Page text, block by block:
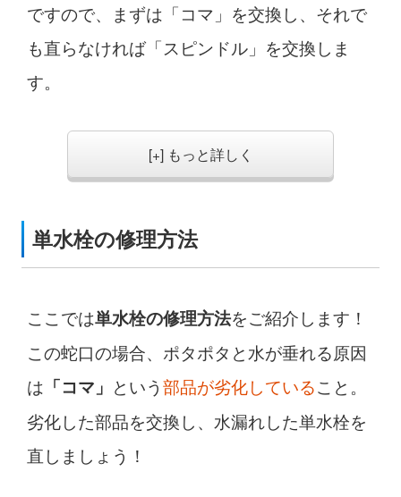
ですので、まずは「コマ」を交換し、それで
も直らなければ「スピンドル」を交換しま
す。
[+] もっと詳しく
単水栓の修理方法
ここでは単水栓の修理方法をご紹介します！
この蛇口の場合、ポタポタと水が垂れる原因
は 「コマ」 という部品が劣化していること。
劣化した部品を交換し、水漏れした単水栓を
直しましょう！